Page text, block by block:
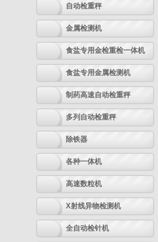
自动检重秤
金属检测机
食盐专用金检重检一体机
食盐专用金属检测机
制药高速自动检重秤
多列自动检重秤
除铁器
各种一体机
高速数粒机
X射线异物检测机
全自动检针机